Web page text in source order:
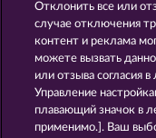
HALLOW REELS
Правила
Отклонить все или
случае отключения
контент и реклама
можете вызвать
или отзыва согласия
Управление
плавающий значок в
применимо.]. Ваш